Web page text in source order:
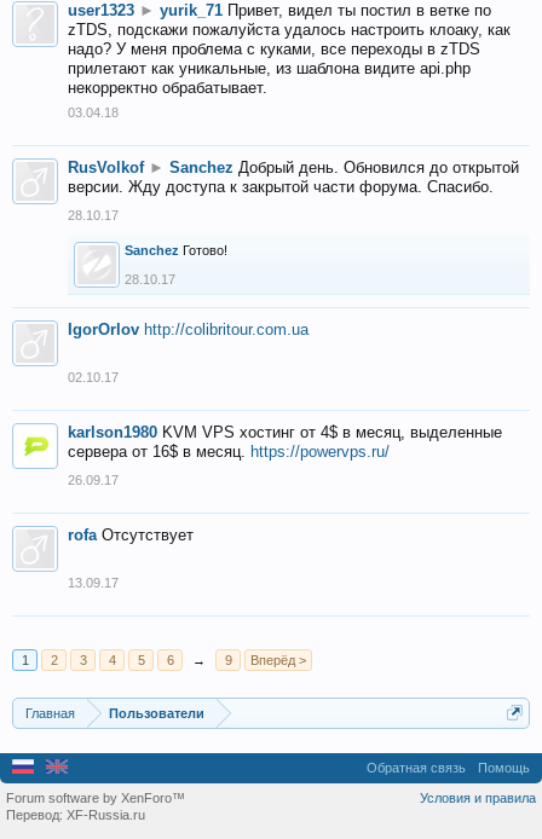
user1323 ► yurik_71 Привет, видел ты постил в ветке по
zTDS, подскажи пожалуйста удалось настроить клоаку, как
надо? У меня проблема с куками, все переходы в zTDS
прилетают как уникальные, из шаблона видите api.php
некорректно обрабатывает.
03.04.18
RusVolkof ► Sanchez Добрый день. Обновился до открытой
версии. Жду доступа к закрытой части форума. Спасибо.
28.10.17
Sanchez Готово!
28.10.17
IgorOrlov http://colibritour.com.ua
02.10.17
karlson1980 KVM VPS хостинг от 4$ в месяц, выделенные
сервера от 16$ в месяц. https://powervps.ru/
26.09.17
rofa Отсутствует
13.09.17
1 2 3 4 5 6 → 9 Вперёд >
Главная Пользователи
Обратная связь Помощь
Условия и правила
Forum software by XenForo™
Перевод: XF-Russia.ru